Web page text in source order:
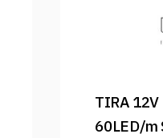
TIRA
60LED/m